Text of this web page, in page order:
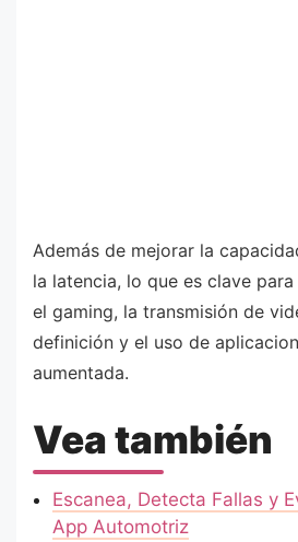
Además de mejorar la
la latencia, lo que es clave
el gaming, la transmisión de
definición y el uso de
aumentada.
Vea también
Escanea, Detecta Fallas y
App Automotriz